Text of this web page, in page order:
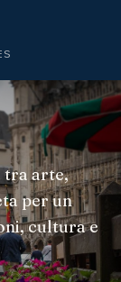
tra arte,
per un
cultura e